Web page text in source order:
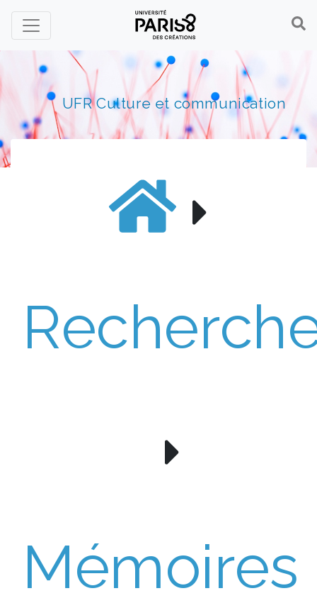
Panneau de gestion des cookies
UFR Culture et communication
Mémoires